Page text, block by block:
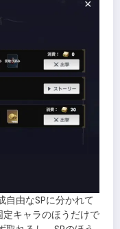
自由なSPに分かれて
定キャラのほうだけで